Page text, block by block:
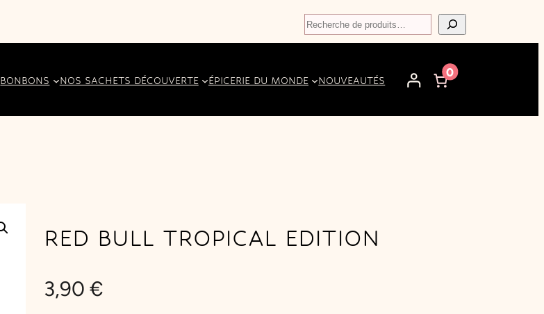
Recherche
BONBONS NOS SACHETS DÉCOUVERTE ÉPICERIE DU MONDE NOUVEAUTÉS
0
RED BULL TROPICAL EDITION
3,90 €